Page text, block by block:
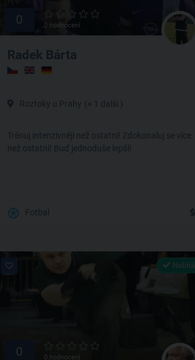
0 0 hodnocení
Radek Bárta
Roztoky u Prahy (+ 1 další )
Trénuj intenzivněji než ostatní! Zdokonaluj se více
než ostatní! Buď jednoduše lepší!
Fotbal
Nabírá
0 0 hodnocení